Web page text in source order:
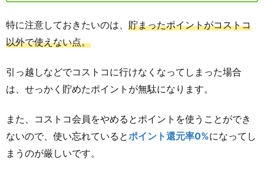
特に注意しておきたいのは、 貯まったポイントがコストコ
以外で使えない点。
引っ越しなどでコストコに行けなくなってしまった場合
は、せっかく貯めたポイントが無駄になります。
また、コストコ会員をやめるとポイントを使うことができ
ないので、使い忘れているとポイント還元率0%になってし
まうのが厳しいです。